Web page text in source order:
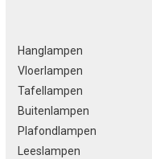
Hanglampen
Vloerlampen
Tafellampen
Buitenlampen
Plafondlampen
Leeslampen